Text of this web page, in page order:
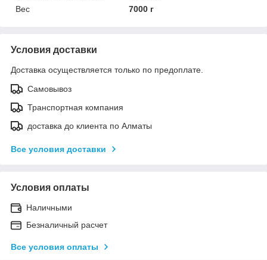
Вес
7000 г
Условия доставки
Доставка осуществляется только по предоплате.
Самовывоз
Транспортная компания
доставка до клиента по Алматы
Все условия доставки
Условия оплаты
Наличными
Безналичный расчет
Все условия оплаты